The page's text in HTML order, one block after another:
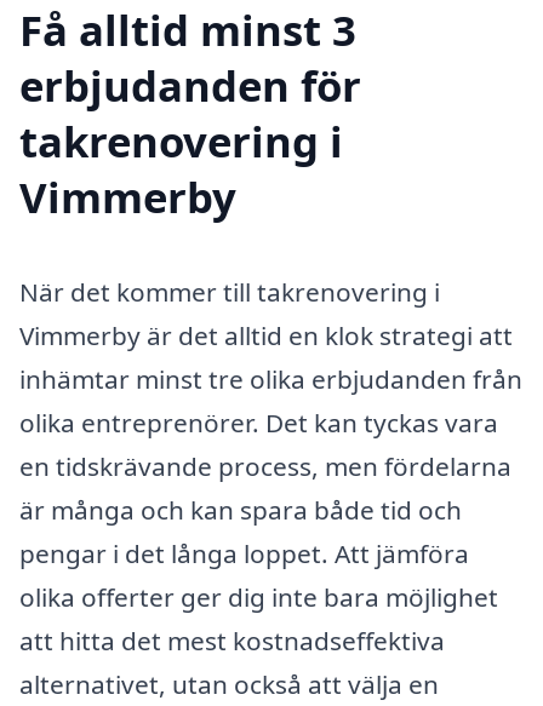
Få alltid minst 3
erbjudanden för
takrenovering i
Vimmerby
När det kommer till takrenovering i
Vimmerby är det alltid en klok strategi att
inhämtar minst tre olika erbjudanden från
olika entreprenörer. Det kan tyckas vara
en tidskrävande process, men fördelarna
är många och kan spara både tid och
pengar i det långa loppet. Att jämföra
olika offerter ger dig inte bara möjlighet
att hitta det mest kostnadseffektiva
alternativet, utan också att välja en